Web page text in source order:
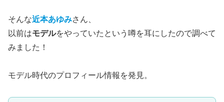
そんな近本あゆみさん、
以前はモデルをやっていたという噂を耳にしたので調べて
みました！
モデル時代のプロフィール情報を発見。